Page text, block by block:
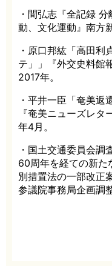
・間弘志『全記録
動、文化運動』南方
・原口邦紘「高田利
テ」」『外交史料館
2017年。
・平井一臣「奄美返
『奄美ニューズレ
年4月。
・国土交通委員会調
60周年を経ての新た
別措置法の一部改正
参議院事務局企画調